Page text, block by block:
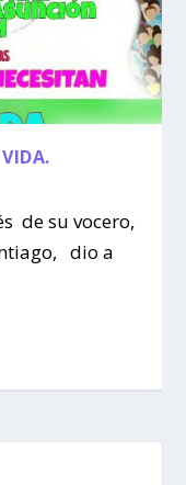
de su vocero,
dio a